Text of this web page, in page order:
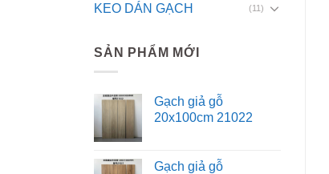
KEO DÁN GẠCH (11)
SẢN PHẨM MỚI
Gạch giả gỗ
20x100cm 21022
Gạch giả gỗ